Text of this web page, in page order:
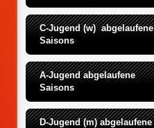
C-Jugend (w)  abgelaufene
Saisons
A-Jugend abgelaufene
Saisons
D-Jugend (m) abgelaufene